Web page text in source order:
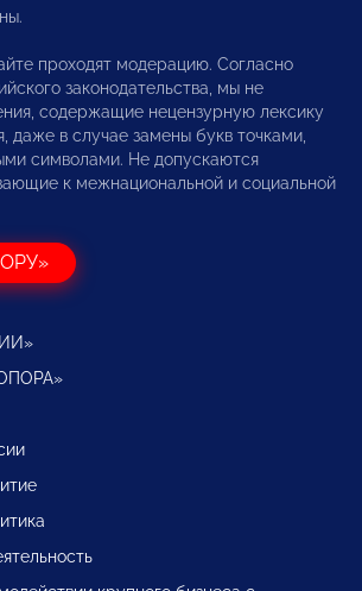
проходят модерацию. Согласно
законодательства, мы не
содержащие нецензурную лексику
даже в случае замены букв точками,
символами. Не допускаются
к межнациональной и социальной